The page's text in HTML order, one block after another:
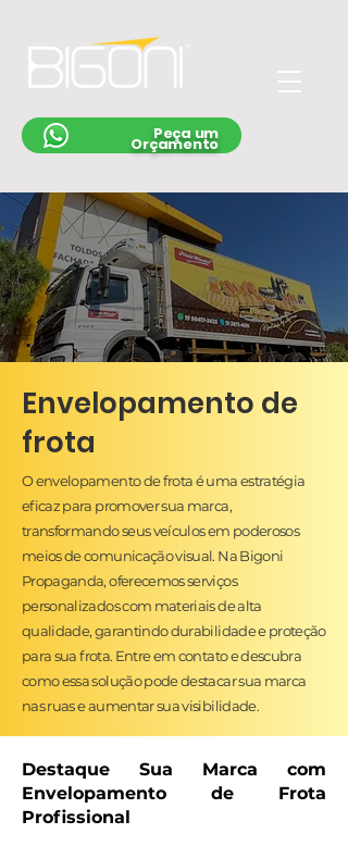
Peça um
Orçamento
Envelopamento de
frota
O envelopamento de frota é uma estratégia
eficaz para promover sua marca,
transformando seus veículos em poderosos
meios de comunicação visual. Na Bigoni
Propaganda, oferecemos serviços
personalizados com materiais de alta
qualidade, garantindo durabilidade e proteção
para sua frota. Entre em contato e descubra
como essa solução pode destacar sua marca
nas ruas e aumentar sua visibilidade.
Destaque Sua Marca com
Envelopamento de Frota
Profissional